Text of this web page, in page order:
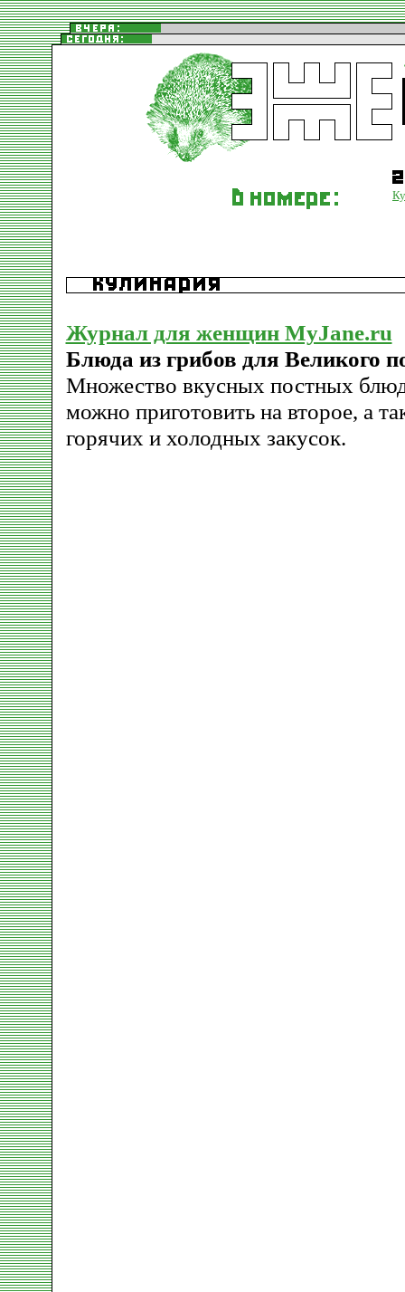
Журнал для женщин MyJane.ru
Блюда из грибов для Великого
Множество вкусных постных
можно приготовить на второе, а
горячих и холодных закусок.